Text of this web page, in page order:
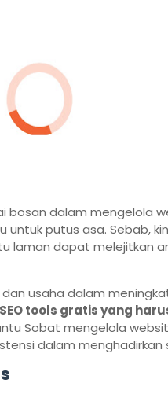
bosan dalam mengelola
untuk putus asa. Sebab,
laman dapat melejitkan
usaha dalam
tools gratisyang h
Sobat mengelola
dalam menghadirkan